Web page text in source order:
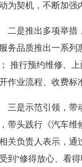
为契机，不断加强
是推出多项举措，
务品质推出一系列
推行预约维修、
作业流程、收费标
是示范引领，带动
带头践行《汽车维
关负责人表示，通
到“修得放心、看得